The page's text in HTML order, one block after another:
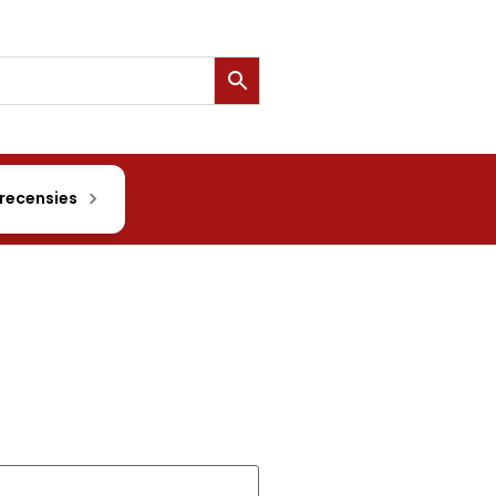
recensies